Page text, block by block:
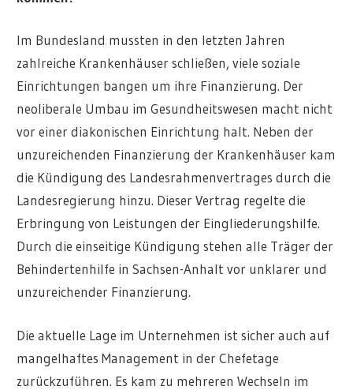
Im Bundesland mussten in den letzten Jahren
zahlreiche Krankenhäuser schließen, viele soziale
Einrichtungen bangen um ihre Finanzierung. Der
neoliberale Umbau im Gesundheitswesen macht nicht
vor einer diakonischen Einrichtung halt. Neben der
unzureichenden Finanzierung der Krankenhäuser kam
die Kündigung des Landesrahmenvertrages durch die
Landesregierung hinzu. Dieser Vertrag regelte die
Erbringung von Leistungen der Eingliederungshilfe.
Durch die einseitige Kündigung stehen alle Träger der
Behindertenhilfe in Sachsen-Anhalt vor unklarer und
unzureichender Finanzierung.
Die aktuelle Lage im Unternehmen ist sicher auch auf
mangelhaftes Management in der Chefetage
zurückzuführen. Es kam zu mehreren Wechseln im